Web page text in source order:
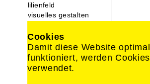
lilienfeld
visuelles gestalten
10969 Berlin
030. 214 66 488
0176. 221 22 892
design@lilien-feld.de
Cookies
Damit diese Website optimal
funktioniert, werden Cookies
verwendet.